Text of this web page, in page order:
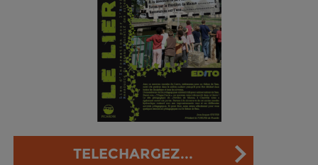
TELECHARGEZ...